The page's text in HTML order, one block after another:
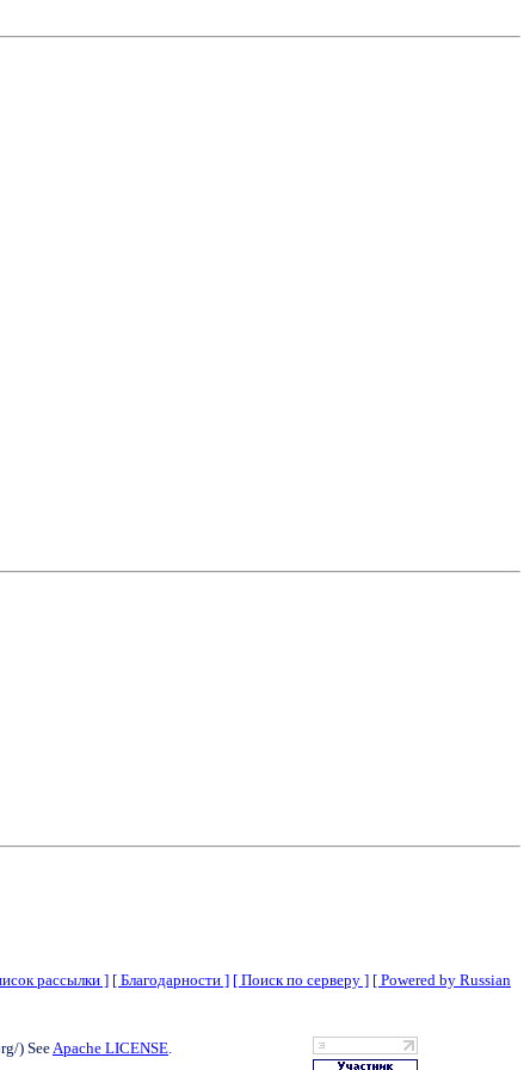
рассылки ] [ Благодарности ] [ Поиск по серверу ] [ Powered by Russian
) See Apache LICENSE